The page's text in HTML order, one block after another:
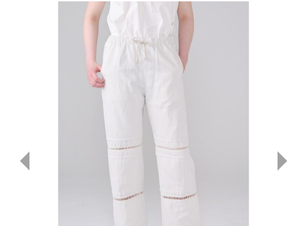
MENS : メンズ
DENIM : デニム
PANTS : パンツ
TOPS : トップス
T-SHIRT : Tシャツ
KNIT : ニット
SHIRT : シャツ